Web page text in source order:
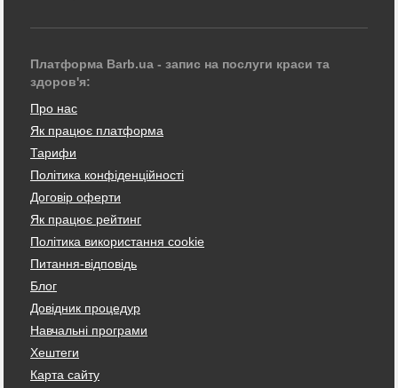
Платформа Barb.ua - запис на послуги краси та
здоров'я:
Про нас
Як працює платформа
Тарифи
Політика конфіденційності
Договір оферти
Як працює рейтинг
Політика використання cookie
Питання-відповідь
Блог
Довідник процедур
Навчальні програми
Хештеги
Карта сайту